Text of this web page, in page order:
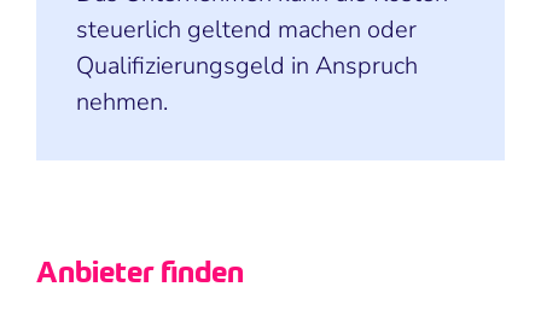
steuerlich geltend machen oder
Qualifizierungsgeld in Anspruch
nehmen.
Anbieter finden